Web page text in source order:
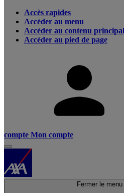
Accès rapides
Accéder au menu
Accéder au contenu principal
Accéder au pied de page
compte Mon compte
Fermer le menu